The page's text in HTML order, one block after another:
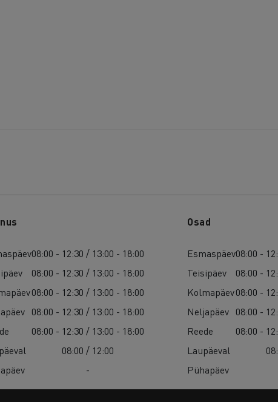
08:00 - 12:30 / 13:00 - 18:00
08:00 - 12:30 / 13:00 - 18:00
08:00 - 12:30 / 13:00 - 18:00
08:00 - 12:30 / 13:00 - 18:00
08:00 - 12:30 / 13:00 - 18:00
08:00 / 12:00
-
Osad
Esmaspäev08:00 -
Teisipäev
08:00 -
Kolmapäev08:00 -
Neljapäev 08:00 -
Reede
08:00 -
Laupäeval
Pühapäev